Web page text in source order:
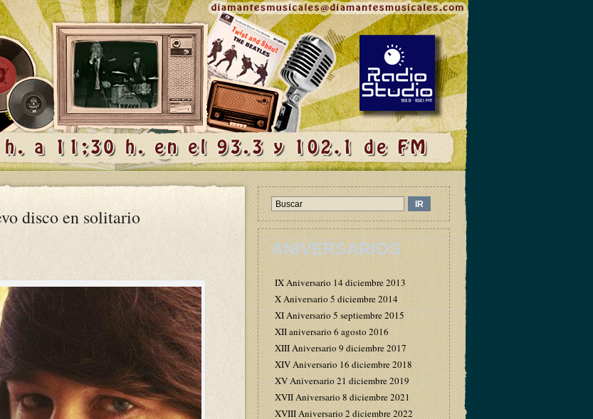
disco en solitario
ANIVERSARIOS
IX Aniversario 14 diciembre 2013
X Aniversario 5 diciembre 2014
XI Aniversario 5 septiembre 2015
XII aniversario 6 agosto 2016
XIII Aniversario 9 diciembre 2017
XIV Aniversario 16 diciembre 2018
XV Aniversario 21 diciembre 2019
XVII Aniversario 8 diciembre 2021
XVIII Aniversario 2 diciembre 2022